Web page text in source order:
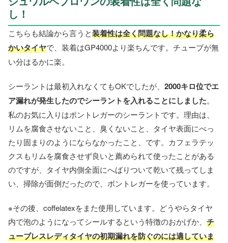
し！
こちらも結論から言うと装着性は全く問題なし！かなり柔ら
かいタイヤで、装着はGP4000より楽ちんです。チューブが無
い分はるかに楽。
シーラントは最初入れなくてもOKでしたが、 2000キロ位でエ
ア漏れが発生したのでシーラントを入れることにしました。
私のお気に入りはポントレガーのシーラントです。理由は、
リムを腐食させないこと、臭くないこと、タイヤ表面にべっ
たり固まりのようにならなかったこと、です。カフェラテッ
クスもリムを腐食させず良いと薦められて使ったことがある
のですが、タイヤ内側全面にへばりついて乾いて残ってしま
い、掃除が面倒だったので、ボントレガーを使っています。
※その後、coffelatexをまた使用しています。どうやらタイヤ
内で泡のようになってシールするという特徴のおかげか、 チ
ューブレスレディタイヤの初期漏れを防ぐのには適していま